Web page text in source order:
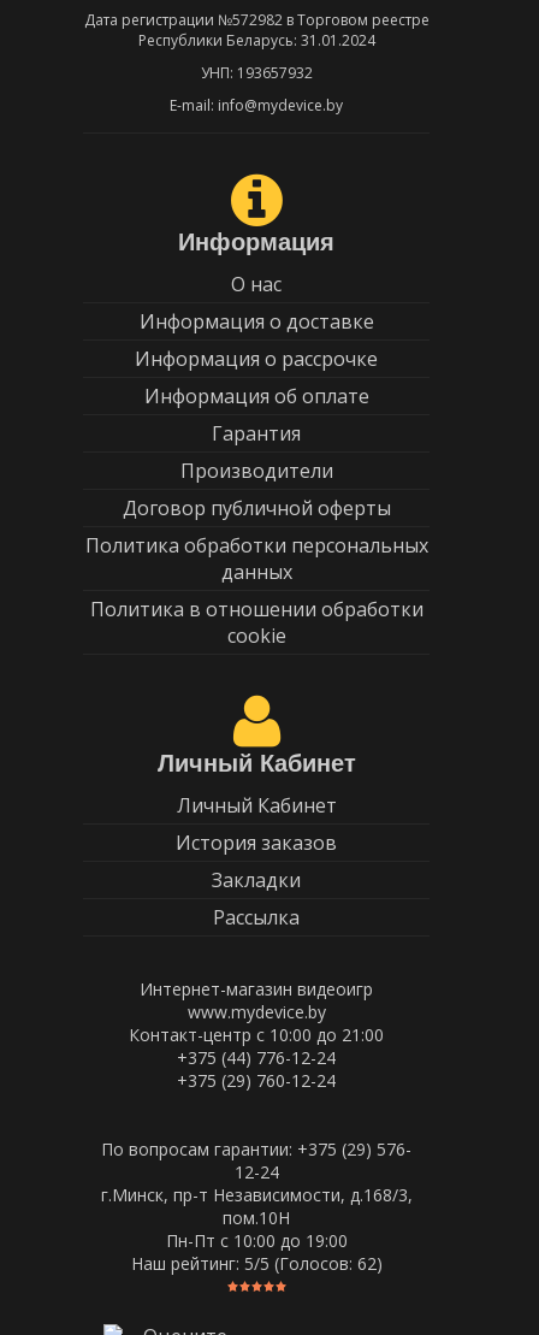
Дата регистрации №572982 в Торговом реестре
Республики Беларусь: 31.01.2024
УНП: 193657932
E-mail: info@mydevice.by
Информация
О нас
Информация о доставке
Информация о рассрочке
Информация об оплате
Гарантия
Производители
Договор публичной оферты
Политика обработки персональных
данных
Политика в отношении обработки
cookie
Личный Кабинет
Личный Кабинет
История заказов
Закладки
Рассылка
Интернет-магазин видеоигр
www.mydevice.by
Контакт-центр с 10:00 до 21:00
+375 (44) 776-12-24
+375 (29) 760-12-24
По вопросам гарантии: +375 (29) 576-
12-24
г.Минск, пр-т Независимости, д.168/3,
пом.10Н
Пн-Пт c 10:00 до 19:00
Наш рейтинг: 5/5 (Голосов: 62)